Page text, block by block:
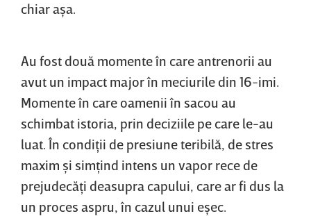
chiar aşa.
Au fost două momente în care antrenorii au
avut un impact major în meciurile din 16-imi.
Momente în care oamenii în sacou au
schimbat istoria, prin deciziile pe care le-au
luat. În condiţii de presiune teribilă, de stres
maxim şi simţind intens un vapor rece de
prejudecăţi deasupra capului, care ar fi dus la
un proces aspru, în cazul unui eşec.